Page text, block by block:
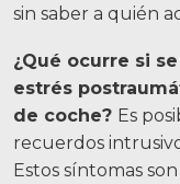
sin saber a quién
¿Qué ocurre si
estrés
de coche? Es
recuerdos
Estos síntomas